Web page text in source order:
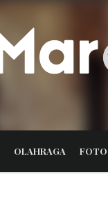
OLAHRAGA FOTO